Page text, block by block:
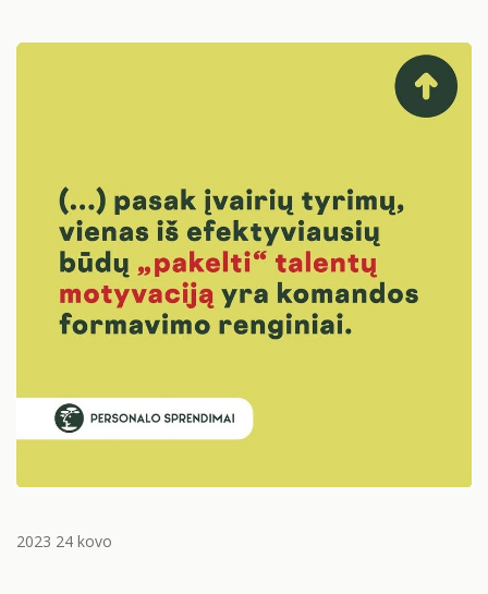
2023 24 kovo